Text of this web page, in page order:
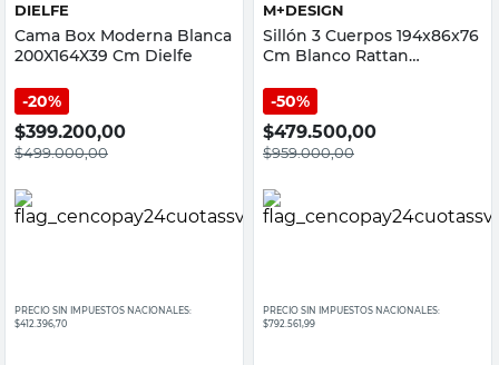
DIELFE
Cama Box Moderna Blanca
200X164X39 Cm Dielfe
20%
$399.200,00
$499.000,00
PRECIO SIN IMPUESTOS NACIONALES:
$412.396,70
M+DESIGN
Sillón 3 Cuerpos 194x86x76
Cm Blanco Rattan
50%
$479.500,00
$959.000,00
PRECIO SIN IMPUESTOS NACIONALES:
$792.561,99